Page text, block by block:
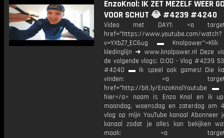
EnzoKnol: IK ZET MEZELF WEER
VOOR SCHUT 😂 #4239 #4240
Video met DAY1: <a
href="https://www.youtube.com/watch?
v=YXbZ7_EC6ug ▬
kledinglijn ➜ www.knolpower.nl Deze
de volgende vlogs: 0:00 - Vlog #4239
#4240 ▬ Ik speel ook games! Die
vinden: <a
href="http://bit.ly/EnzoKnolYoutube ▬
hier</a> naam is Enzo Knol en ik
maandag, woensdag en zaterdag om
vlog op mijn YouTube kanaal Abonneer
kanaal zodat je alles kan bekijken
maak: <a